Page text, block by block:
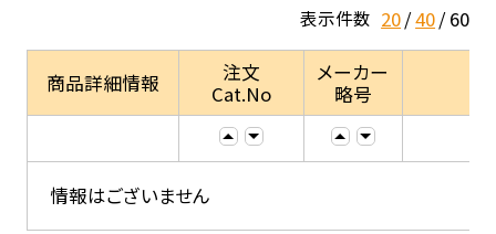
表示件数 20 40 60
商品詳細情報
注文
Cat.No
メーカー
略号
情報はございません